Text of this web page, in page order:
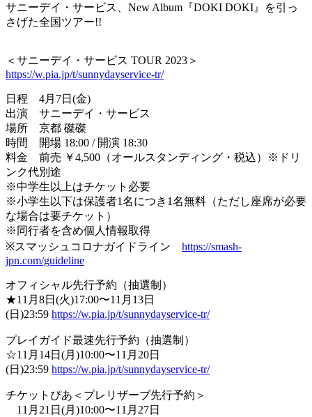
サニーデイ・サービス、New Album『DOKI DOKI』を引っ
さげた全国ツアー!!
＜サニーデイ・サービス TOUR 2023＞
https://w.pia.jp/t/sunnydayservice-tr/
日程 4月7日(金)
出演 サニーデイ・サービス
場所 京都 磔磔
時間 開場 18:00 / 開演 18:30
料金 前売 ￥4,500（オールスタンディング・税込）※ドリ
ンク代別途
※中学生以上はチケット必要
※小学生以下は保護者1名につき1名無料（ただし座席が必要
な場合は要チケット）
※同行者を含め個人情報取得
※スマッシュコロナガイドライン https://smash-
jpn.com/guideline
オフィシャル先行予約（抽選制）
★11月8日(火)17:00〜11月13日
(日)23:59 https://w.pia.jp/t/sunnydayservice-tr/
プレイガイド最速先行予約（抽選制）
☆11月14日(月)10:00〜11月20日
(日)23:59 https://w.pia.jp/t/sunnydayservice-tr/
チケットぴあ＜プレリザーブ先行予約＞
11月21日(月)10:00〜11月27日